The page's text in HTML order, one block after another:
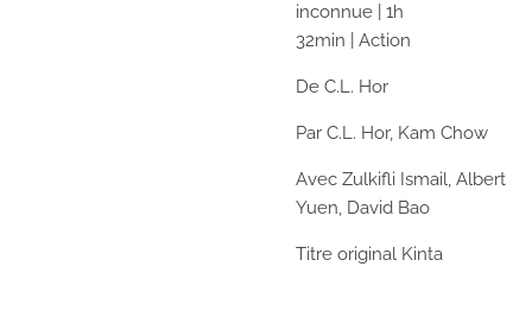
inconnue
1h
32min
Action
De C.L. Hor
Par C.L. Hor, Kam Chow
Avec Zulkifli Ismail, Albert
Yuen, David Bao
Titre original Kinta